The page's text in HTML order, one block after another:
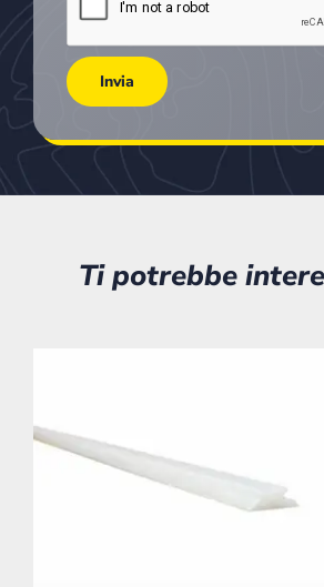
Ti potrebbe